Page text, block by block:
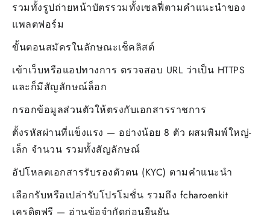
รวมทั้งรูปถ่ายหน้าบัตรรวมทั้งเซลฟี่ตามคำแนะนำของ
แพลตฟอร์ม
ขั้นตอนสมัครในลักษณะเช็คลิสต์
เข้าเว็บหรือแอปทางการ ตรวจสอบ URL ว่าเป็น HTTPS
และก็มีสัญลักษณ์ล็อก
กรอกข้อมูลส่วนตัวให้ตรงกับเอกสารราชการ
ตั้งรหัสผ่านที่แข็งแรง — อย่างน้อย 8 ตัว ผสมพิมพ์ใหญ่-
เล็ก จำนวน รวมทั้งสัญลักษณ์
อัปโหลดเอกสารรับรองตัวตน (KYC) ตามคำแนะนำ
เลือกรับหรือเปล่ารับโปรโมชั่น รวมถึง fcharoenkit
เครดิตฟรี — อ่านข้อจำกัดก่อนยืนยัน